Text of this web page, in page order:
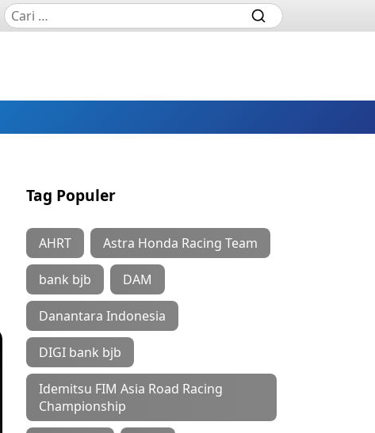
Tag Populer
AHRT Astra Honda Racing Team
bank bjb DAM
Danantara Indonesia
DIGI bank bjb
Idemitsu FIM Asia Road Racing
Championship